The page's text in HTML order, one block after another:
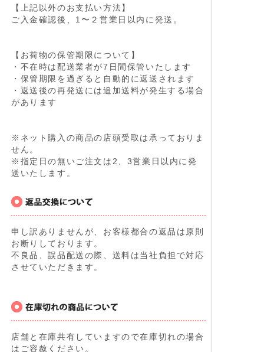
【上記以外のお支払い方法】
ご入金確認後、1〜２営業日以内に発送。
【お荷物の保管期限について】
・不在時は配送業者が7日間保管いたします
・保管期限を過ぎると自動的に返送されます
・返送後の再発送には追加送料が発生する場合
があります
※ネット購入の商品の店頭受取は承っておりま
せん。
※指定日の無いご注文は2、3営業日以内に発
送いたします。
申し訳ありませんが、お客様都合の返品は原則
お断りしております。
不良品、誤品配送の際、送料は当社負担で対応
させていただきます。
店舗と在庫共有していますので在庫切れの場合
はご容赦ください。